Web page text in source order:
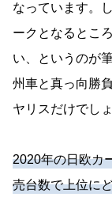
なっています。
ークとなるとこ
い、というのが
州車と真っ向勝
ヤリスだけでしょ
2020年の日欧カ
売台数で上位に